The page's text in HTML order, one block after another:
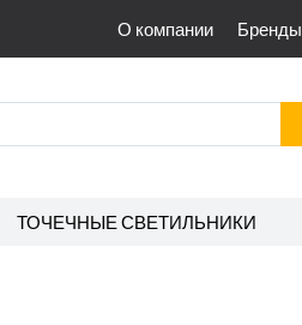
О компании Бренды
ТОЧЕЧНЫЕ СВЕТИЛЬНИКИ